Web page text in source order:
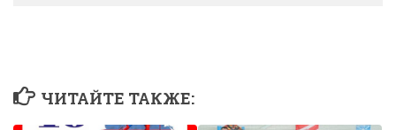
ЧИТАЙТЕ ТАКЖЕ: